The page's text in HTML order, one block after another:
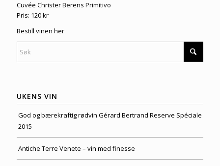
Cuvée Christer Berens Primitivo
Pris: 120 kr
Bestill vinen her
UKENS VIN
God og bærekraftig rødvin Gérard Bertrand Reserve Spéciale
2015
Antiche Terre Venete – vin med finesse